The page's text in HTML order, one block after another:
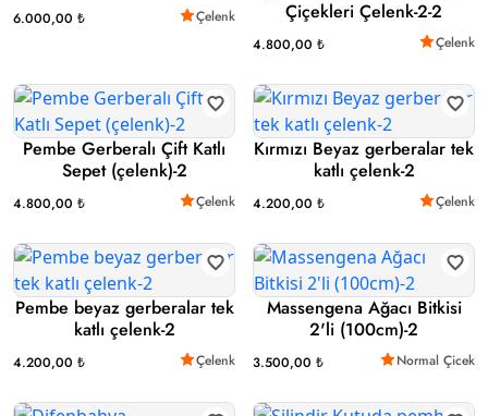
6.000,00 ₺ Çelenk
Çiçekleri Çelenk-2-2
4.800,00 ₺ Çelenk
Pembe Gerberalı Çift Katlı
Sepet (çelenk)-2
4.800,00 ₺ Çelenk
Kırmızı Beyaz gerberalar tek
katlı çelenk-2
4.200,00 ₺ Çelenk
Pembe beyaz gerberalar tek
katlı çelenk-2
4.200,00 ₺ Çelenk
Massengena Ağacı Bitkisi
2'li (100cm)-2
3.500,00 ₺ Normal Çicek